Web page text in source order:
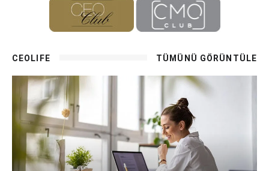
CEOLIFE TÜMÜNÜ GÖRÜNTÜLE